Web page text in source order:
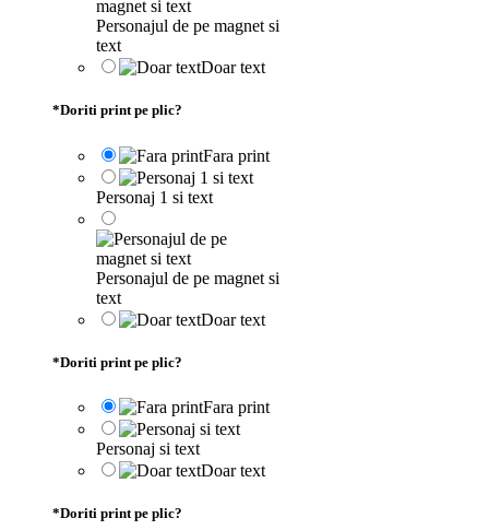
Personajul de pe magnet si
text
Doar text
*Doriti print pe plic?
Fara print
Personaj 1 si text
Personajul de pe magnet si
text
Doar text
*Doriti print pe plic?
Fara print
Personaj si text
Doar text
*Doriti print pe plic?